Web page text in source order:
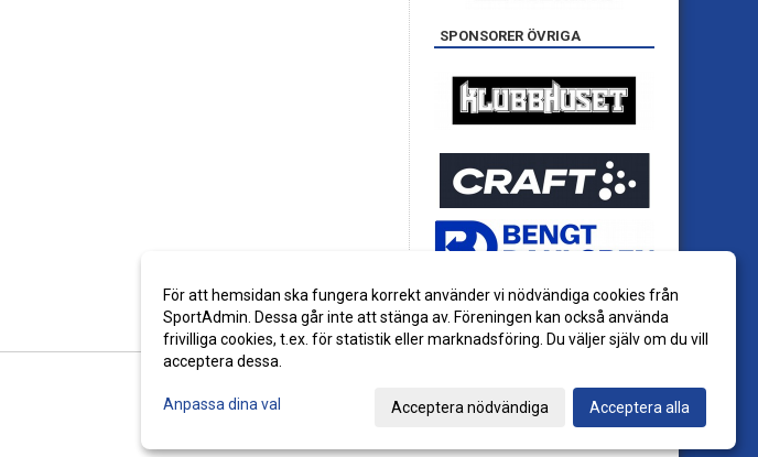
SPONSORER ÖVRIGA
För att hemsidan ska fungera korrekt använder vi nödvändiga cookies från
SportAdmin. Dessa går inte att stänga av. Föreningen kan också använda
frivilliga cookies, t.ex. för statistik eller marknadsföring. Du väljer själv om du vill
acceptera dessa.
Anpassa dina val Acceptera nödvändiga Acceptera alla